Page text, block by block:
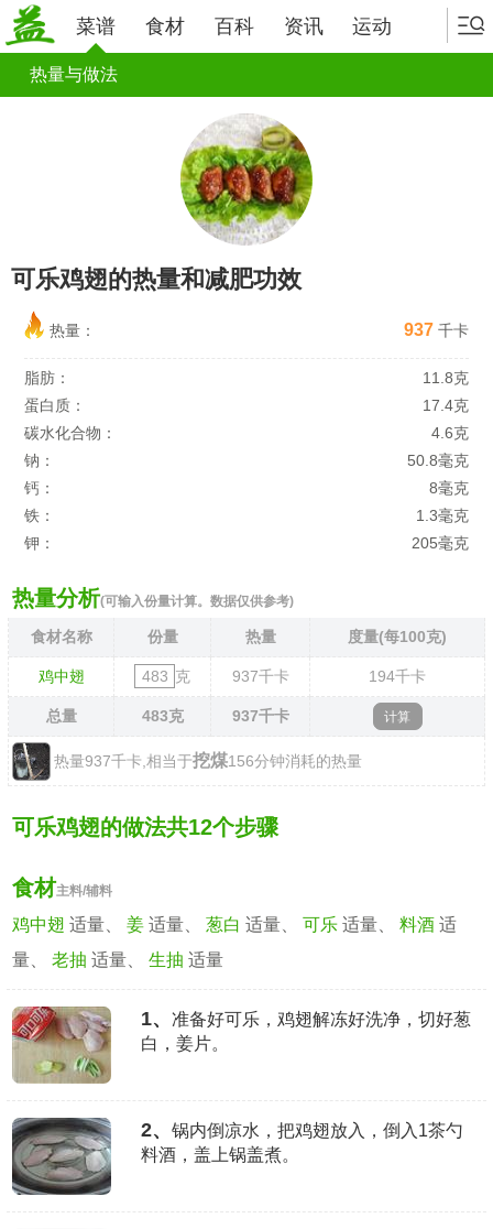
菜谱 食材 百科 资讯 运动
热量与做法
可乐鸡翅的热量和减肥功效
热量： 937 千卡
脂肪：
11.8克
蛋白质：
17.4克
碳水化合物：
4.6克
钠：
50.8毫克
钙：
8毫克
铁：
1.3毫克
钾：
205毫克
热量分析(可输入份量计算。数据仅供参考)
食材名称 份量 热量 度量(每100克)
鸡中翅 克 937千卡 194千卡
总量 483克 937千卡
热量937千卡,相当于挖煤156分钟消耗的热量
可乐鸡翅的做法共12个步骤
食材主料/辅料
鸡中翅 适量、姜 适量、葱白 适量、可乐 适量、料酒 适
量、老抽 适量、生抽 适量
1、
准备好可乐，鸡翅解冻好洗净，切好葱
白，姜片。
2、
锅内倒凉水，把鸡翅放入，倒入1茶勺
料酒，盖上锅盖煮。